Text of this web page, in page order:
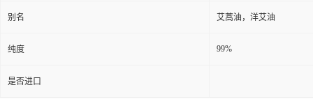
别名 艾蒿油，洋艾油
纯度 99%
是否进口